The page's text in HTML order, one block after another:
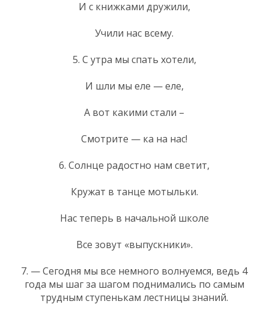
И с книжками дружили,
Учили нас всему.
5. С утра мы спать хотели,
И шли мы еле — еле,
А вот какими стали –
Смотрите — ка на нас!
6. Солнце радостно нам светит,
Кружат в танце мотыльки.
Нас теперь в начальной школе
Все зовут «выпускники».
7. — Сегодня мы все немного волнуемся, ведь 4
года мы шаг за шагом поднимались по самым
трудным ступенькам лестницы знаний.